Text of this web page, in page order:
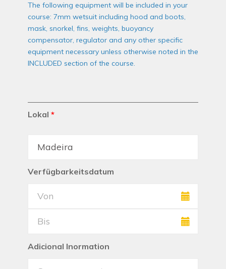
The following equipment will be included in your
course: 7mm wetsuit including hood and boots,
mask, snorkel, fins, weights, buoyancy
compensator, regulator and any other specific
equipment necessary unless otherwise noted in the
INCLUDED section of the course.
Lokal *
Verfügbarkeitsdatum
Adicional Inormation